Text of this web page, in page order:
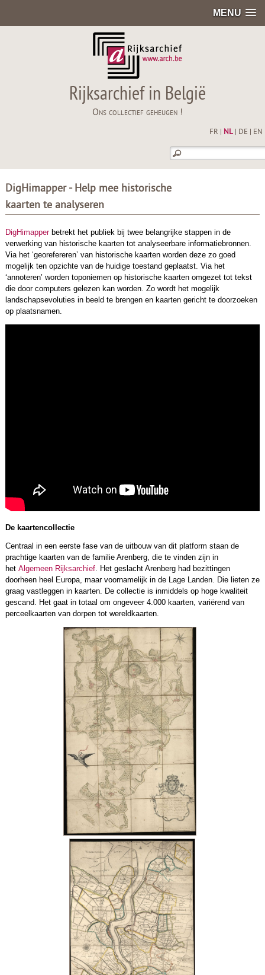
MENU
Rijksarchief in België
Ons collectief geheugen !
FR NL| DE EN
DigHimapper - Help mee historische
kaarten te analyseren
DigHimapperbetrekt het publiek bij twee belangrijke stappen in de
verwerking van historische kaarten tot analyseerbare informatiebronnen.
Via het ‘georefereren’ van historische kaarten worden deze zo goed
mogelijk ten opzichte van de huidige toestand geplaatst. Via het
‘annoteren’ worden toponiemen op historische kaarten omgezet tot tekst
die door computers gelezen kan worden. Zo wordt het mogelijk
landschapsevoluties in beeld te brengen en kaarten gericht te doorzoeken
op plaatsnamen.
De kaartencollectie
Centraal in een eerste fase van de uitbouw van dit platform staan de
prachtige kaarten van de familie Arenberg, die te vinden zijn in
het Algemeen Rijksarchief. Het geslacht Arenberg had bezittingen
doorheen heel Europa, maar voornamelijk in de Lage Landen. Die lieten ze
graag vastleggen in kaarten. De collectie is inmiddels op hoge kwaliteit
gescand. Het gaat in totaal om ongeveer 4.000 kaarten, variërend van
perceelkaarten van dorpen tot wereldkaarten.